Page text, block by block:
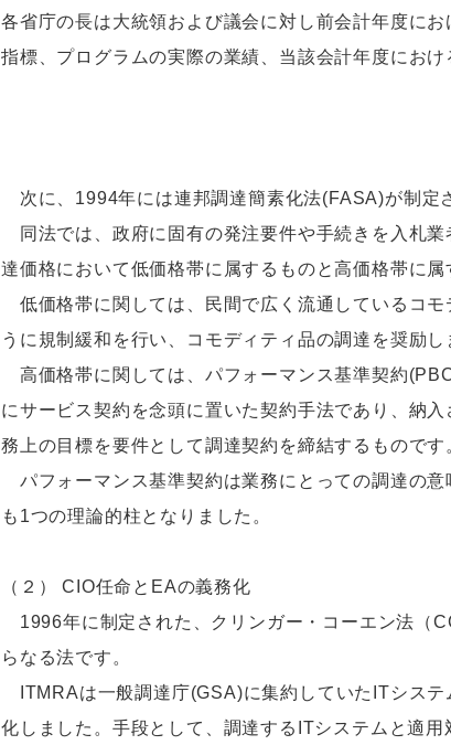
各省庁の長は大統領および議会に対し前会計年度に
指標、プログラムの実際の業績、当該会計年度におけ
次に、1994年には連邦調達簡素化法(FASA)が制定
同法では、政府に固有の発注要件や手続きを入札
達価格において低価格帯に属するものと高価格帯に
低価格帯に関しては、民間で広く流通しているコ
うに規制緩和を行い、コモディティ品の調達を奨励し
高価格帯に関しては、パフォーマンス基準契約
にサービス契約を念頭に置いた契約手法であり、納
務上の目標を要件として調達契約を締結するものです
パフォーマンス基準契約は業務にとっての調達の
も1つの理論的柱となりました。
（２） CIO任命とEAの義務化
1996年に制定された、クリンガー・コーエン法（
らなる法です。
ITMRAは一般調達庁(GSA)に集約していたITシステ
化しました。手段として、調達するITシステムと適